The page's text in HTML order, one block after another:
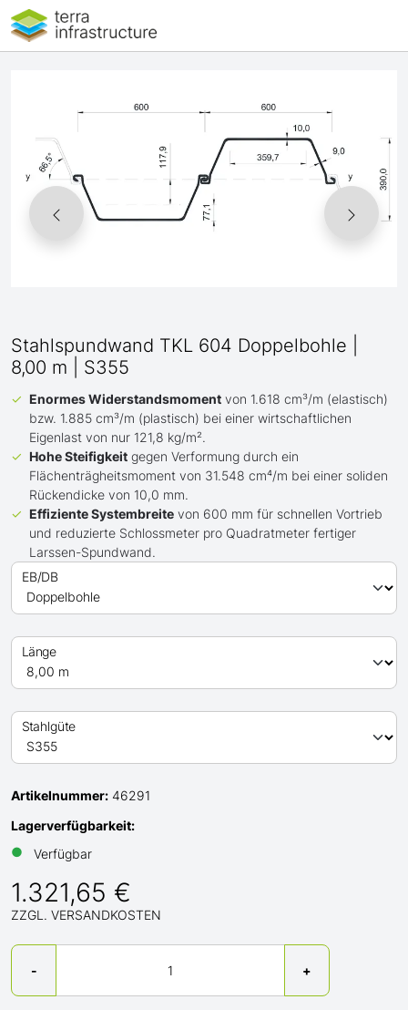
Stahlspundwand TKL 604 Doppelbohle |
8,00 m | S355
Enormes Widerstandsmoment von 1.618 cm³/m (elastisch)
bzw. 1.885 cm³/m (plastisch) bei einer wirtschaftlichen
Eigenlast von nur 121,8 kg/m².
Hohe Steifigkeit gegen Verformung durch ein
Flächenträgheitsmoment von 31.548 cm⁴/m bei einer soliden
Rückendicke von 10,0 mm.
Effiziente Systembreite von 600 mm für schnellen Vortrieb
und reduzierte Schlossmeter pro Quadratmeter fertiger
Larssen-Spundwand.
EB/DB
Länge
Stahlgüte
Artikelnummer: 46291
Lagerverfügbarkeit:
●
Verfügbar
1.321,65 €
ZZGL. VERSANDKOSTEN
-
Menge
+